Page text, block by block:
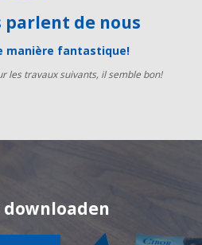
parlent de nous
manière fantastique!
les travaux suivants, il semble bon!
downloaden